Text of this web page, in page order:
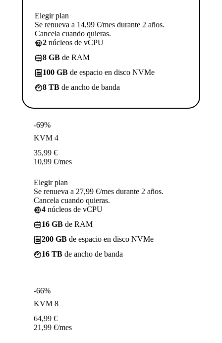
Elegir plan
Se renueva a 14,99 €/mes durante 2 años.
Cancela cuando quieras.
2 núcleos de vCPU
8 GB de RAM
100 GB de espacio en disco NVMe
8 TB de ancho de banda
-69%
KVM 4
35,99 €
10,99 €/mes
Elegir plan
Se renueva a 27,99 €/mes durante 2 años.
Cancela cuando quieras.
4 núcleos de vCPU
16 GB de RAM
200 GB de espacio en disco NVMe
16 TB de ancho de banda
-66%
KVM 8
64,99 €
21,99 €/mes